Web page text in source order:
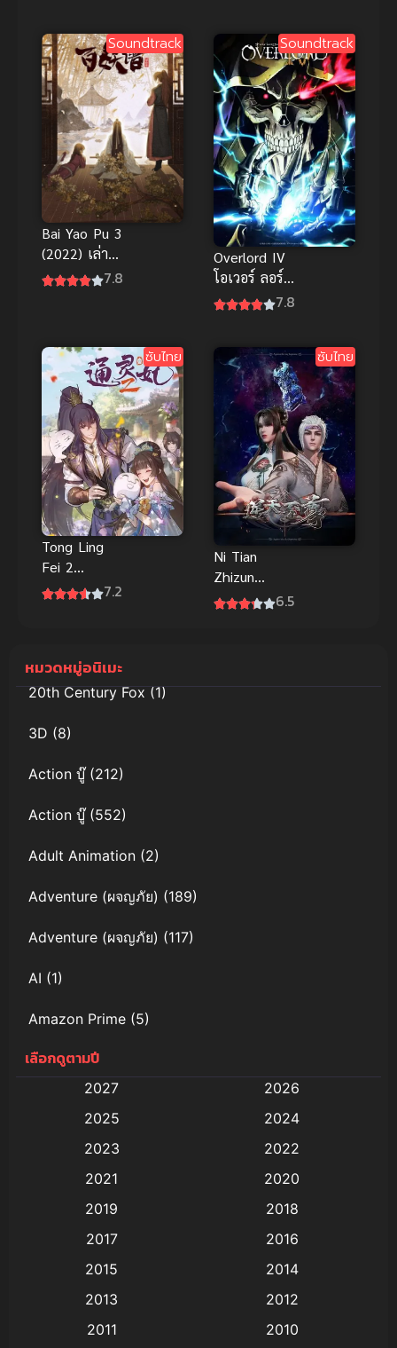
Soundtrack
Bai Yao Pu 3
(2022) เล่า
ขานตำนาน7.8
Soundtrack
Overlord IV
โอเวอร์ ลอร์ด
จอมมารพิชิต
7.8
ซับไทย
Tong Ling
Fei 2
(Psychic
7.2
ซับไทย
Ni Tian
Zhizun
(Against The
6.5
หมวดหมู่อนิเมะ
20th Century Fox(1)
3D (8)
Action บู๊(212)
Action บู๊(552)
Adult Animation (2)
Adventure (ผจญภัย) (189)
Adventure (ผจญภัย) (117)
AI (1)
Amazon Prime (5)
Anal (ประตูหลัง)
Animation การ์ตูน
Animation อนิเมะ
Animation แอนิเมชัน
(9)
เลือกดูตามปี
2027
2026
2025
2024
2023
2022
2021
2020
2019
2018
2017
2016
2015
2014
2013
2012
2011
2010